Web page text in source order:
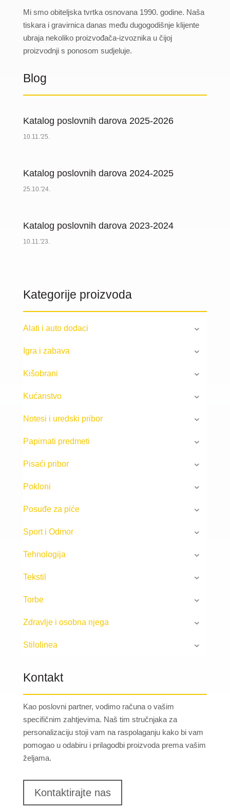
Mi smo obiteljska tvrtka osnovana 1990. godine. Naša
tiskara i gravirnica danas među dugogodišnje klijente
ubraja nekoliko proizvođača-izvoznika u čijoj
proizvodnji s ponosom sudjeluje.
Blog
Katalog poslovnih darova 2025-2026
10.11.'25.
Katalog poslovnih darova 2024-2025
25.10.'24.
Katalog poslovnih darova 2023-2024
10.11.'23.
Kategorije proizvoda
Alati i auto dodaci
Igra i zabava
Kišobrani
Kućanstvo
Notesi i uredski pribor
Papirnati predmeti
Pisaći pribor
Pokloni
Posuđe za piće
Sport i Odmor
Tehnologija
Tekstil
Torbe
Zdravlje i osobna njega
Stilolinea
Kontakt
Kao poslovni partner, vodimo računa o vašim
specifičnim zahtjevima. Naš tim stručnjaka za
personalizaciju stoji vam na raspolaganju kako bi vam
pomogao u odabiru i prilagodbi proizvoda prema vašim
željama.
Kontaktirajte nas